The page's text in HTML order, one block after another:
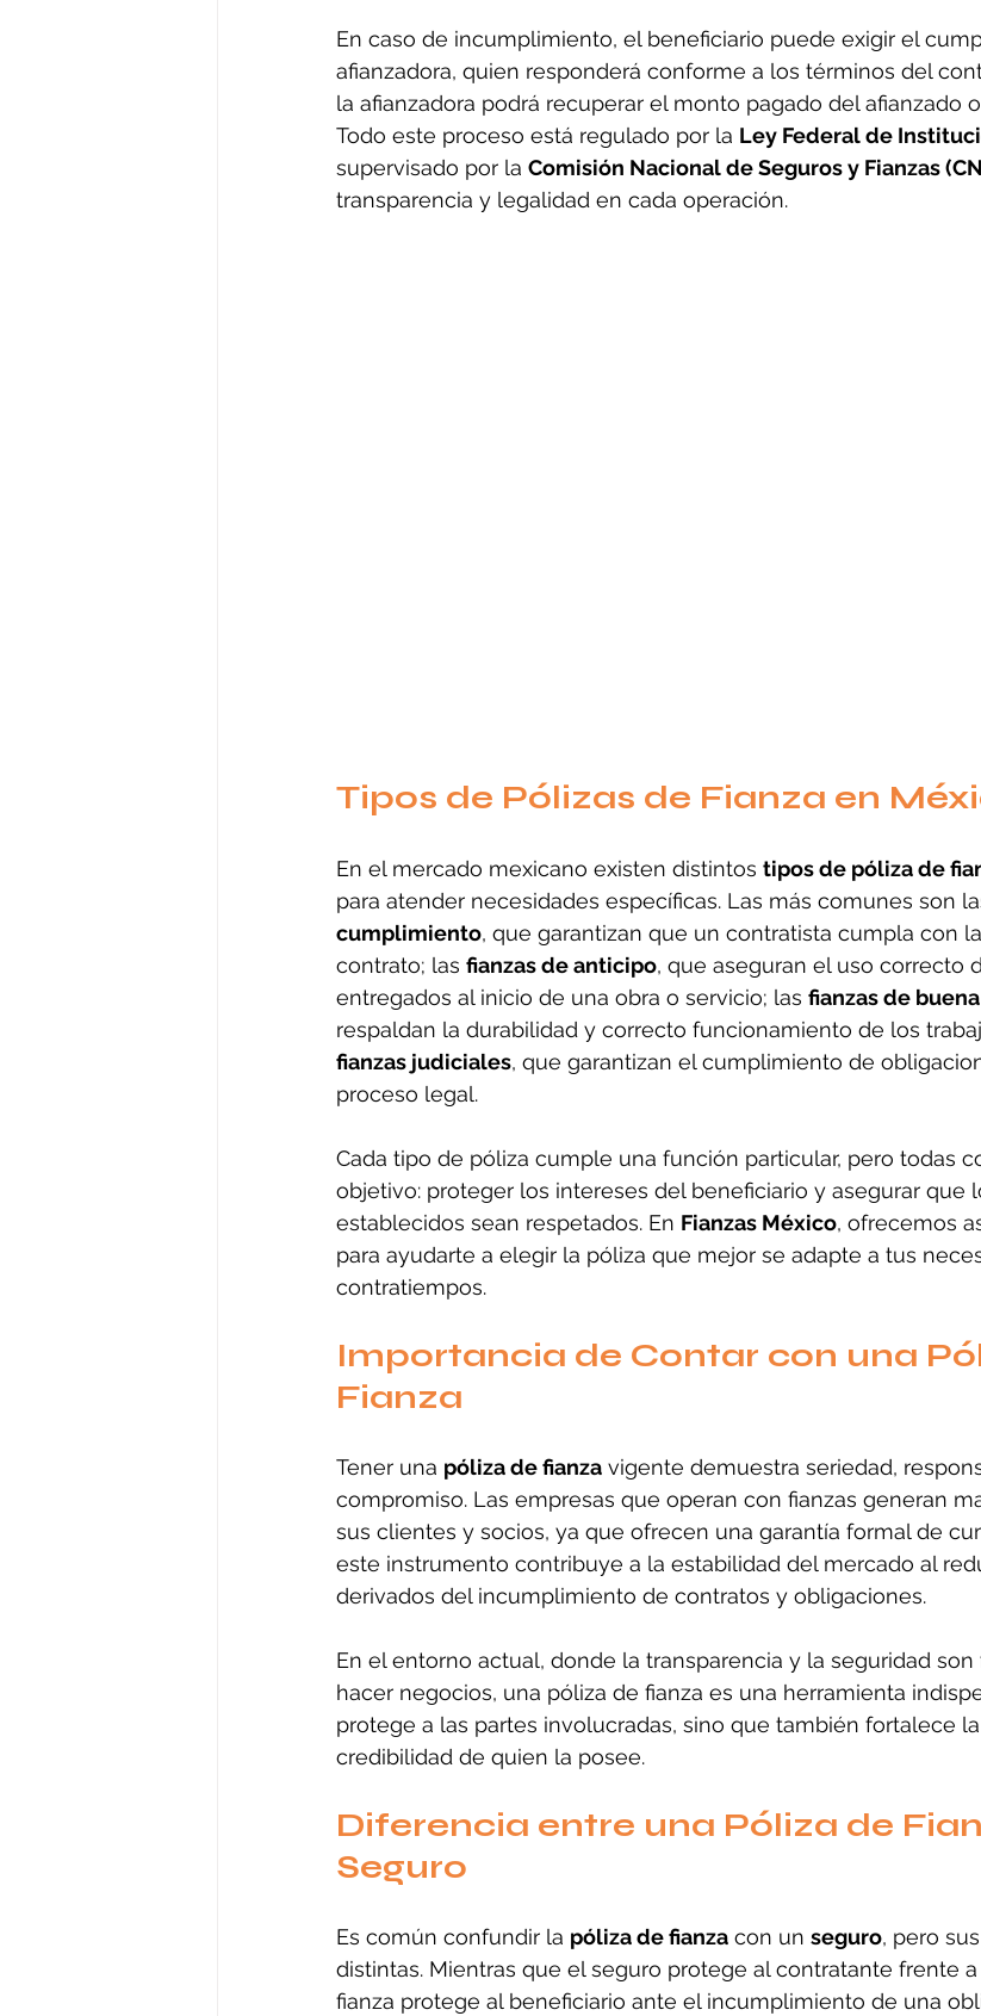
En caso de incumplimiento, el beneficiario puede exigir el
afianzadora, quien responderá conforme a los términos del
la afianzadora podrá recuperar el monto pagado del afianzado
Todo este proceso está regulado por la Ley Federal de
supervisado por la Comisión Nacional de Seguros y Fianzas
transparencia y legalidad en cada operación.
Tipos de Pólizas de Fianza en
En el mercado mexicano existen distintos tipos de póliza de
para atender necesidades específicas. Las más comunes son
cumplimiento, que garantizan que un contratista cumpla con
contrato; las fianzas de anticipo, que aseguran el uso correcto
entregados al inicio de una obra o servicio; las fianzas de
respaldan la durabilidad y correcto funcionamiento de los
fianzas judiciales, que garantizan el cumplimiento de
proceso legal.
Cada tipo de póliza cumple una función particular, pero todas
objetivo: proteger los intereses del beneficiario y asegurar que
establecidos sean respetados. En Fianzas México, ofrecemos
para ayudarte a elegir la póliza que mejor se adapte a tus
contratiempos.
Importancia de Contar con una
Fianza
Tener una póliza de fianza vigente demuestra seriedad,
compromiso. Las empresas que operan con fianzas generan
sus clientes y socios, ya que ofrecen una garantía formal de
este instrumento contribuye a la estabilidad del mercado al
derivados del incumplimiento de contratos y obligaciones.
En el entorno actual, donde la transparencia y la seguridad
hacer negocios, una póliza de fianza es una herramienta
protege a las partes involucradas, sino que también fortalece
credibilidad de quien la posee.
Diferencia entre una Póliza de
Seguro
Es común confundir la póliza de fianza con un seguro, pero
distintas. Mientras que el seguro protege al contratante frente
fianza protege al beneficiario ante el incumplimiento de una